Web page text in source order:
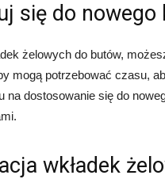
się do
żelowych do butów,
mogą potrzebować czasu,
na dostosowanie się do
wkładek